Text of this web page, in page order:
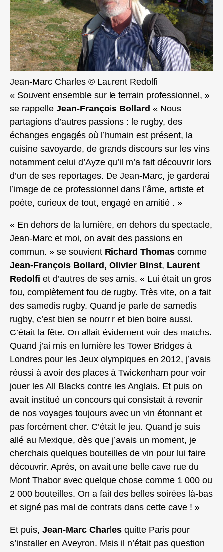
Jean-Marc Charles © Laurent Redolfi
« Souvent ensemble sur le terrain professionnel, »
se rappelle Jean-François Bollard « Nous
partagions d’autres passions : le rugby, des
échanges engagés où l’humain est présent, la
cuisine savoyarde, de grands discours sur les vins
notamment celui d’Ayze qu’il m’a fait découvrir lors
d’un de ses reportages. De Jean-Marc, je garderai
l’image de ce professionnel dans l’âme, artiste et
poète, curieux de tout, engagé en amitié . »
« En dehors de la lumière, en dehors du spectacle,
Jean-Marc et moi, on avait des passions en
commun. » se souvient Richard Thomas comme
Jean-François Bollard, Olivier Binst, Laurent
Redolfi et d’autres de ses amis. « Lui était un gros
fou, complètement fou de rugby. Très vite, on a fait
des samedis rugby. Quand je parle de samedis
rugby, c’est bien se nourrir et bien boire aussi.
C’était la fête. On allait évidement voir des matchs.
Quand j’ai mis en lumière les Tower Bridges à
Londres pour les Jeux olympiques en 2012, j’avais
réussi à avoir des places à Twickenham pour voir
jouer les All Blacks contre les Anglais. Et puis on
avait institué un concours qui consistait à revenir
de nos voyages toujours avec un vin étonnant et
pas forcément cher. C’était le jeu. Quand je suis
allé au Mexique, dès que j’avais un moment, je
cherchais quelques bouteilles de vin pour lui faire
découvrir. Après, on avait une belle cave rue du
Mont Thabor avec quelque chose comme 1 000 ou
2 000 bouteilles. On a fait des belles soirées là-bas
et signé pas mal de contrats dans cette cave ! »
Et puis, Jean-Marc Charles quitte Paris pour
s’installer en Aveyron. Mais il n’était pas question